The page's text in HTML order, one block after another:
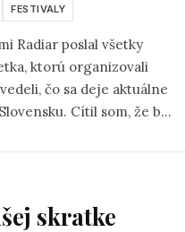
FESTIVALY
Radiar poslal všetky
ktorú organizovali
čo sa deje aktuálne
Cítil som, že by
prídem, a ak budem
skratke